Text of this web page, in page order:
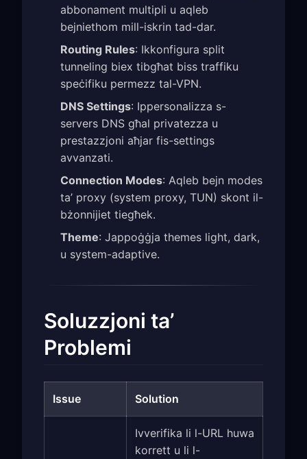
abbonament multipli u aqleb
bejniethom mill-iskrin tad-dar.
Routing Rules: Ikkonfigura split
tunneling biex tibgħat biss traffiku
speċifiku permezz tal-VPN.
DNS Settings: Ippersonalizza s-
servers DNS għal privatezza u
prestazzjoni aħjar fis-settings
avvanzati.
Connection Modes: Aqleb bejn modes
ta’ proxy (system proxy, TUN) skont il-
bżonnijiet tiegħek.
Theme: Jappoġġja themes light, dark,
u system-adaptive.
Soluzzjoni ta’
Problemi
Issue Solution
Ivverifika li l-URL huwa
korrett u li l-